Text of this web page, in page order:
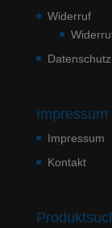
Widerruf
Datenschutz
Impressum
Kontakt